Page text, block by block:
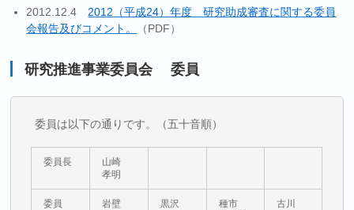
2012.12.4 2012（平成24）年度 研究助成審査に関する委員
会報告及びコメント。
（PDF）
研究推進事業委員会 委員
委員は以下の通りです。（五十音順）
委員長
山崎
孝明
委員
岩壁
黒沢
種市
古川